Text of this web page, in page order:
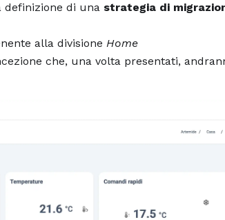
di una strategia di
alla divisione Home
che, una volta presentati,